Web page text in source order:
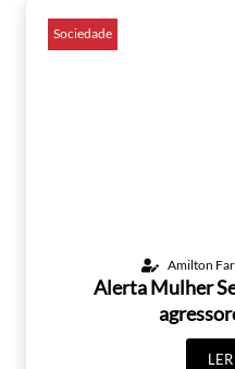
Sociedade
Amilton
Alerta Mulher